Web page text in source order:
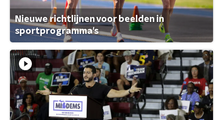
Nieuwe richtlijnen voor beelden in
sportprogramma's